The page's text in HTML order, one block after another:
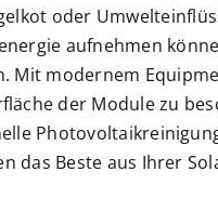
oder
aufnehmen
Mit modernem
der Module zu
das Beste aus Ihrer